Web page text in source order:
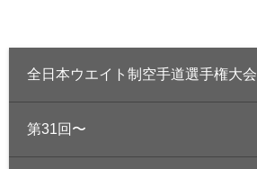
全日本ウエイト制空手道選手権大会
第31回〜